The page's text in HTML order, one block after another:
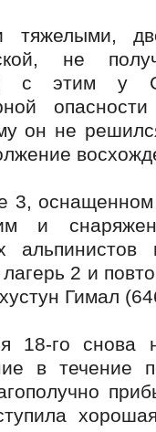
тяжелыми,
не
с этим у
он не
3,
и
2 и
Гимал
18-го снова
в течение